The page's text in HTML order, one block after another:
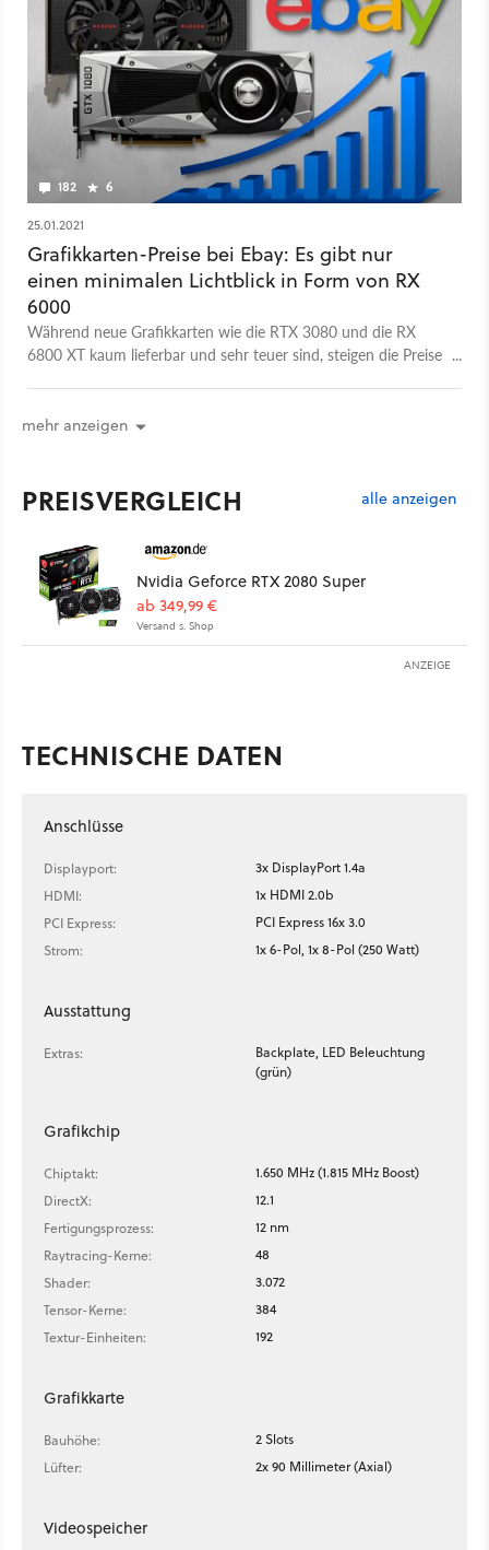
182 6
25.01.2021
Grafikkarten-Preise bei Ebay: Es gibt nur
einen minimalen Lichtblick in Form von RX
6000
Während neue Grafikkarten wie die RTX 3080 und die RX
6800 XT kaum lieferbar und sehr teuer sind, steigen die Preise
mehr anzeigen
PREISVERGLEICH alle anzeigen
Nvidia Geforce RTX 2080 Super
ab 349,99 €
Versand s. Shop
ANZEIGE
TECHNISCHE DATEN
Anschlüsse
Displayport:
3x DisplayPort 1.4a
HDMI:
1x HDMI 2.0b
PCI Express:
PCI Express 16x 3.0
Strom:
1x 6-Pol, 1x 8-Pol (250 Watt)
Ausstattung
Extras:
Backplate, LED Beleuchtung
(grün)
Grafikchip
Chiptakt:
1.650 MHz (1.815 MHz Boost)
DirectX:
12.1
Fertigungsprozess:
12 nm
Raytracing-Kerne:
48
Shader:
3.072
Tensor-Kerne:
384
Textur-Einheiten:
192
Grafikkarte
Bauhöhe:
2 Slots
Lüfter:
2x 90 Millimeter (Axial)
Videospeicher